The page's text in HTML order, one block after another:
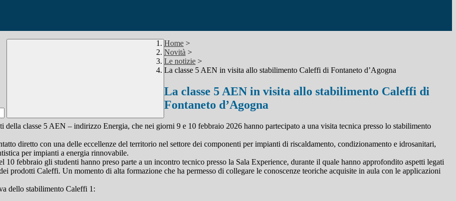
Home >
Novità >
Le notizie >
La classe 5 AEN in visita allo stabilimento Caleffi di Fontaneto d’Agogna
La classe 5 AEN in visita allo stabilimento Caleffi di
Fontaneto d’Agogna
classe 5 AEN – indirizzo Energia, che nei giorni 9 e 10 febbraio 2026 hanno partecipato a una visita tecnica presso lo stabilimento
diretto con una delle eccellenze del territorio nel settore dei componenti per impianti di riscaldamento, condizionamento e idrosanitari,
per impianti a energia rinnovabile.
febbraio gli studenti hanno preso parte a un incontro tecnico presso la Sala Experience, durante il quale hanno approfondito aspetti legati
prodotti Caleffi. Un momento di alta formazione che ha permesso di collegare le conoscenze teoriche acquisite in aula con le applicazioni
dello stabilimento Caleffi 1: